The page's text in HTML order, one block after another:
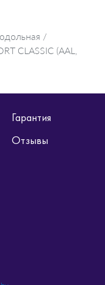
/
CLASSIC (AAL,
Гарантия
Отзывы